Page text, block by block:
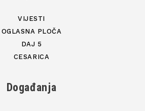
VIJESTI
OGLASNA PLOČA
DAJ 5
CESARICA
Događanja